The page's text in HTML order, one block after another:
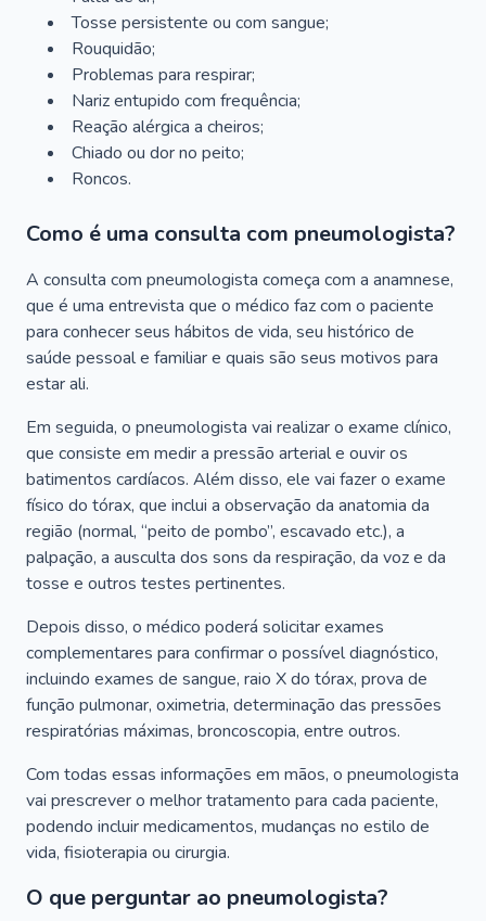
Tosse persistente ou com sangue;
Rouquidão;
Problemas para respirar;
Nariz entupido com frequência;
Reação alérgica a cheiros;
Chiado ou dor no peito;
Roncos.
Como é uma consulta com pneumologista?
A consulta com pneumologista começa com a anamnese,
que é uma entrevista que o médico faz com o paciente
para conhecer seus hábitos de vida, seu histórico de
saúde pessoal e familiar e quais são seus motivos para
estar ali.
Em seguida, o pneumologista vai realizar o exame clínico,
que consiste em medir a pressão arterial e ouvir os
batimentos cardíacos. Além disso, ele vai fazer o exame
físico do tórax, que inclui a observação da anatomia da
região (normal, “peito de pombo”, escavado etc.), a
palpação, a ausculta dos sons da respiração, da voz e da
tosse e outros testes pertinentes.
Depois disso, o médico poderá solicitar exames
complementares para confirmar o possível diagnóstico,
incluindo exames de sangue, raio X do tórax, prova de
função pulmonar, oximetria, determinação das pressões
respiratórias máximas, broncoscopia, entre outros.
Com todas essas informações em mãos, o pneumologista
vai prescrever o melhor tratamento para cada paciente,
podendo incluir medicamentos, mudanças no estilo de
vida, fisioterapia ou cirurgia.
O que perguntar ao pneumologista?